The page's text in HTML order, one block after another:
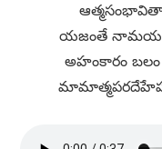
యజంతే
అహంకారం బలం